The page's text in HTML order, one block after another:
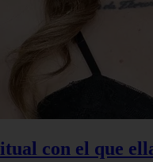
con el que